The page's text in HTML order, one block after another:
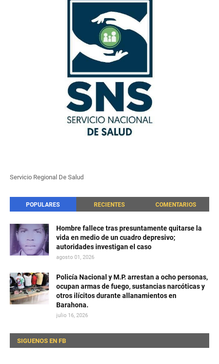
Servicio Regional De Salud
POPULARES RECIENTES COMENTARIOS
Hombre fallece tras presuntamente quitarse la
vida en medio de un cuadro depresivo;
autoridades investigan el caso
agosto 01, 2026
Policía Nacional y M.P. arrestan a ocho personas,
ocupan armas de fuego, sustancias narcóticas y
otros ilícitos durante allanamientos en
Barahona.
julio 16, 2026
SIGUENOS EN FB